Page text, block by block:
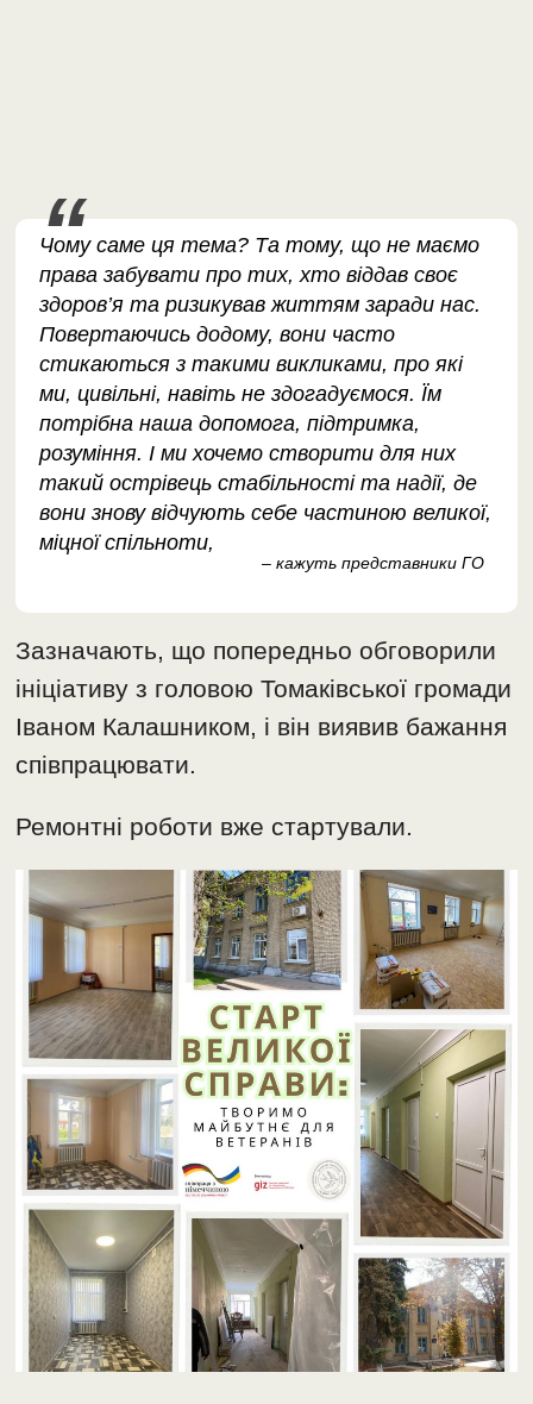
Чому саме ця тема? Та тому, що не маємо
права забувати про тих, хто віддав своє
здоров’я та ризикував життям заради нас.
Повертаючись додому, вони часто
стикаються з такими викликами, про які
ми, цивільні, навіть не здогадуємося. Їм
потрібна наша допомога, підтримка,
розуміння. І ми хочемо створити для них
такий острівець стабільності та надії, де
вони знову відчують себе частиною великої,
міцної спільноти,
– кажуть представники ГО
Зазначають, що попередньо обговорили
ініціативу з головою Томаківської громади
Іваном Калашником, і він виявив бажання
співпрацювати.
Ремонтні роботи вже стартували.